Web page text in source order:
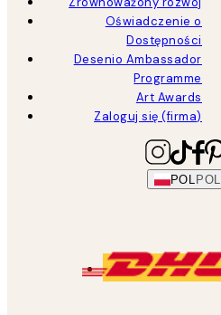
Oświadczenie o
Dostępności
Desenio Ambassador
Programme
Art Awards
Zaloguj się (firma)
POL